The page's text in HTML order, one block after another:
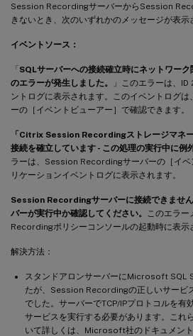
Session RecordingサーバーからSession
きないとき、次のいずれかのメッセージが表示
イベントソース：
「SQLサーバーへの接続確立時にネットワー
のエラーが発生しました。
」このエラーは、
ントログに表示されます。このイベントログ
ーの［イベントビューアー］で確認できます。
「Citrix Session Recordingストレージマネ
接続を確立しています - この処理の実行中に例
ラーは、Session Recordingサーバーの［イベ
リケーションイベントログに表示されます。
Session Recordingサーバーに接続できませ
バーが実行中か確認してください。
このエラ
Recordingポリシーコンソールの起動時に表示
解決方法：
スタンドアロンサーバーにMicrosoft SQL
たが、Session Recordingの正しいサービ
でした。サーバーでTCP/IPプロトコルを
サービスを実行する必要があります。これ
いて詳しくは、Microsoft社のドキュメント